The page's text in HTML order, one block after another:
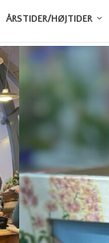
ÅRSTIDER/HØJTIDER